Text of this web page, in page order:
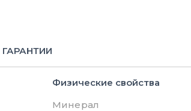
ГАРАНТИИ
Физические свойства
Минерал